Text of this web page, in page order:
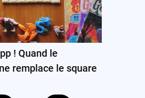
! Quand le
remplace le square